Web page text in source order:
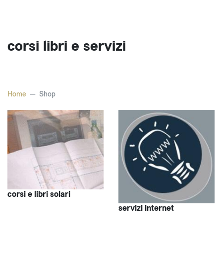
corsi libri e servizi
Home Shop
corsi e libri solari
servizi internet